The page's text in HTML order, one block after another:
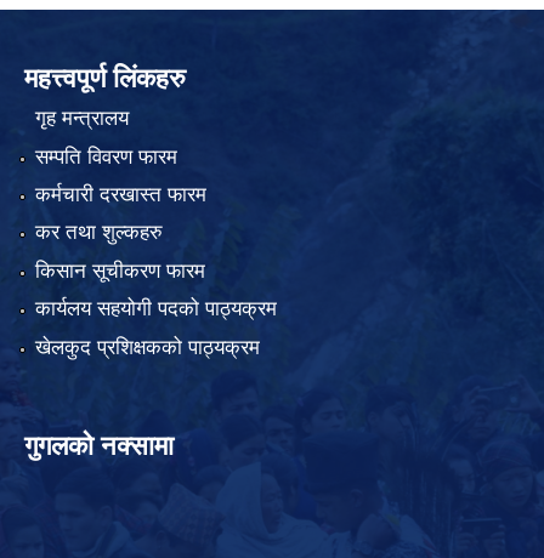
महत्त्वपूर्ण लिंकहरु
गृह मन्त्रालय
सम्पति विवरण फारम
कर्मचारी दरखास्त फारम
कर तथा शुल्कहरु
किसान सूचीकरण फारम
कार्यलय सहयोगी पदको पाठ्यक्रम
खेलकुद प्रशिक्षकको पाठ्यक्रम
गुगलको नक्सामा